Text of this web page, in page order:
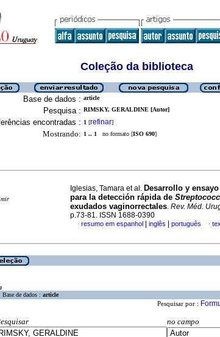
Coleção da biblioteca
Base de dados : article
Pesquisa : RIMSKY, GERALDINE [Autor]
encontradas : 1 [refinar]
Mostrando: 1 .. 1 no formato [ISO 690]
Iglesias, Tamara et al. Desarrollo y
para la detección rápida de
exudados vaginorrectales. Rev. Méd.
p.73-81. ISSN 1688-0390
· resumo em espanhol inglês português ·
Base de dados : article
Pesquisar por :
no campo